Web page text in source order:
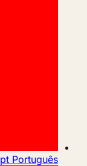
pt Português